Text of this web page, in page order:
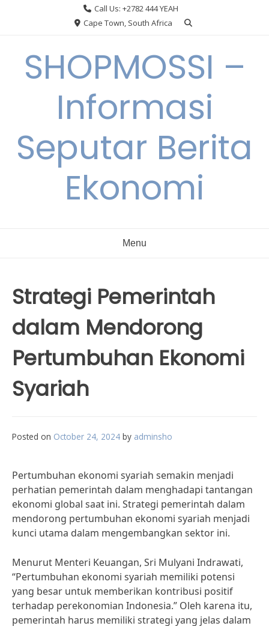
Call Us: +2782 444 YEAH
Cape Town, South Africa
SHOPMOSSI –
Informasi
Seputar Berita
Ekonomi
Menu
Strategi Pemerintah
dalam Mendorong
Pertumbuhan Ekonomi
Syariah
Posted on October 24, 2024 by adminsho
Pertumbuhan ekonomi syariah semakin menjadi
perhatian pemerintah dalam menghadapi tantangan
ekonomi global saat ini. Strategi pemerintah dalam
mendorong pertumbuhan ekonomi syariah menjadi
kunci utama dalam mengembangkan sektor ini.
Menurut Menteri Keuangan, Sri Mulyani Indrawati,
“Pertumbuhan ekonomi syariah memiliki potensi
yang besar untuk memberikan kontribusi positif
terhadap perekonomian Indonesia.” Oleh karena itu,
pemerintah harus memiliki strategi yang jelas dalam